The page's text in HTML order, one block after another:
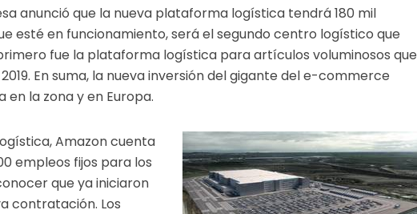
anunció que la nueva plataforma logística tendrá 180 mil
esté en funcionamiento, será el segundo centro logístico que
fue la plataforma logística para artículos voluminosos que
En suma, la nueva inversión del gigante del e-commerce
la zona y en Europa.
Amazon cuenta
empleos fijos para los
que ya iniciaron
contratación. Los